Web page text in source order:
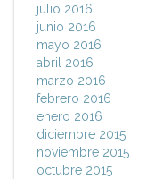
julio 2016
junio 2016
mayo 2016
abril 2016
marzo 2016
febrero 2016
enero 2016
diciembre 2015
noviembre 2015
octubre 2015